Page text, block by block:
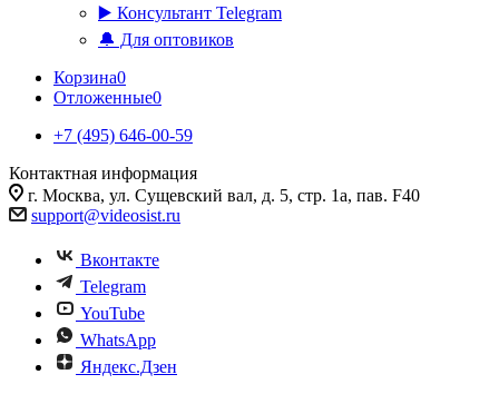
▶️ Консультант Telegram
🔔 Для оптовиков
Корзина0
Отложенные0
+7 (495) 646-00-59
Контактная информация
г. Москва, ул. Сущевский вал, д. 5, стр. 1а, пав. F40
support@videosist.ru
Вконтакте
Telegram
YouTube
WhatsApp
Яндекс.Дзен